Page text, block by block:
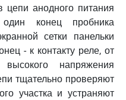
анодного питания
конец пробника
сетки панельки
- к контакту реле, от
напряжения
тщательно проверяют
участка и устраняют